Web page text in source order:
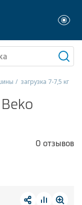
загрузка 7-7,5 кг
0 отзывов